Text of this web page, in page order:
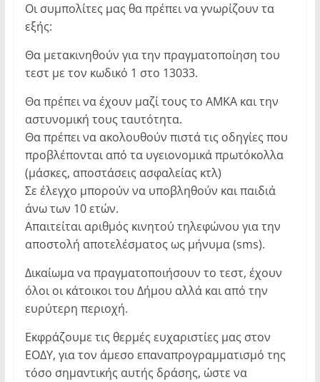
Οι συμπολίτες μας θα πρέπει να γνωρίζουν τα
εξής:
Θα μετακινηθούν για την πραγματοποίηση του
τεστ με τον κωδικό 1 στο 13033.
Θα πρέπει να έχουν μαζί τους το ΑΜΚΑ και την
αστυνομική τους ταυτότητα.
Θα πρέπει να ακολουθούν πιστά τις οδηγίες που
προβλέπονται από τα υγειονομικά πρωτόκολλα
(μάσκες, αποστάσεις ασφαλείας κτλ)
Σε έλεγχο μπορούν να υποβληθούν και παιδιά
άνω των 10 ετών.
Απαιτείται αριθμός κινητού τηλεφώνου για την
αποστολή αποτελέσματος ως μήνυμα (sms).
Δικαίωμα να πραγματοποιήσουν το τεστ, έχουν
όλοι οι κάτοικοι του Δήμου αλλά και από την
ευρύτερη περιοχή.
Εκφράζουμε τις θερμές ευχαριστίες μας στον
ΕΟΔΥ, για τον άμεσο επαναπρογραμματισμό της
τόσο σημαντικής αυτής δράσης, ώστε να